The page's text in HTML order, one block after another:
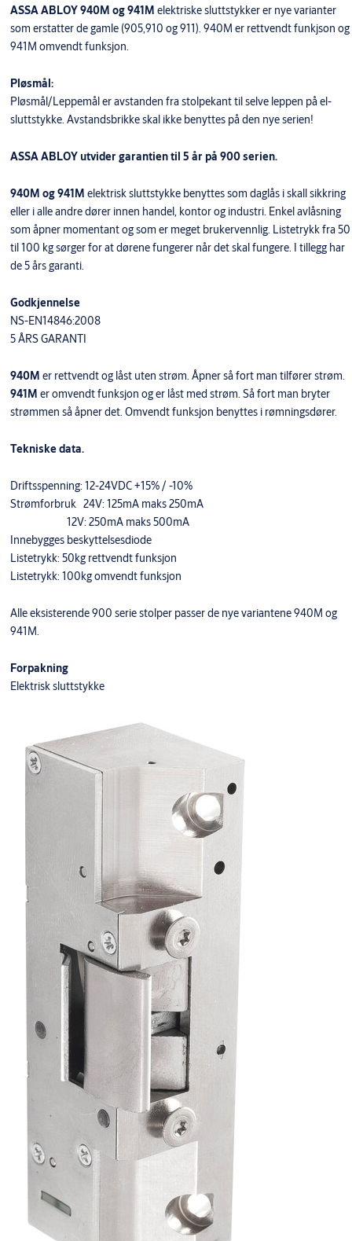
Produkt
Produkt-ID
EX138R ATEX SERIE EL-SLUTTSTYKKE
OMVENDT 15V
TO018EX138RZ91
POWER ATEX 15VDC STAHL9143
EX34 STOLPE
ASSA ABLOY 940M og 941M elektriske sluttstykker er nye varianter
som erstatter de gamle (905,910 og 911). 940M er rettvendt funkjson og
941M omvendt funksjon.
Pløsmål:
Pløsmål/Leppemål er avstanden fra stolpekant til selve leppen på el-
sluttstykke. Avstandsbrikke skal ikke benyttes på den nye serien!
ASSA ABLOY utvider garantien til 5 år på 900 serien.
940M og 941M elektrisk sluttstykke benyttes som daglås i skall sikkring
eller i alle andre dører innen handel, kontor og industri. Enkel avlåsning
som åpner momentant og som er meget brukervennlig. Listetrykk fra 50
til 100 kg sørger for at dørene fungerer når det skal fungere. I tillegg har
de 5 års garanti.
Godkjennelse
NS-EN14846:2008
5 ÅRS GARANTI
940M er rettvendt og låst uten strøm. Åpner så fort man tilfører strøm.
941M er omvendt funksjon og er låst med strøm. Så fort man bryter
strømmen så åpner det. Omvendt funksjon benyttes i rømningsdører.
Tekniske data.
Driftsspenning: 12-24VDC +15% / -10%
Strømforbruk 24V: 125mA maks 250mA
12V: 250mA maks 500mA
Innebygges beskyttelsesdiode
Listetrykk: 50kg rettvendt funksjon
Listetrykk: 100kg omvendt funksjon
Alle eksisterende 900 serie stolper passer de nye variantene 940M og
941M.
Forpakning
Elektrisk sluttstykke